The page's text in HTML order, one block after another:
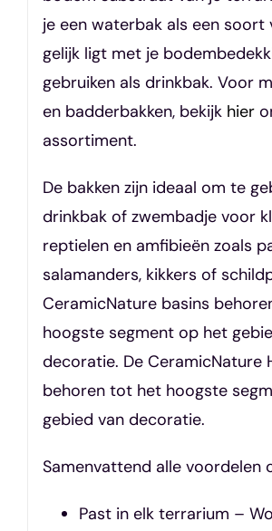
je een waterbak als een soort
gelijk ligt met je
gebruiken als drinkbak. Voor
en badderbakken, bekijk hier
assortiment.
De bakken zijn ideaal om te
drinkbak of zwembadje voor
reptielen en amfibieën zoals
salamanders, kikkers of
CeramicNature basins
hoogste segment op het
decoratie. De CeramicNature
behoren tot het hoogste
gebied van decoratie.
Samenvattend alle voordelen
Past in elk terrarium –